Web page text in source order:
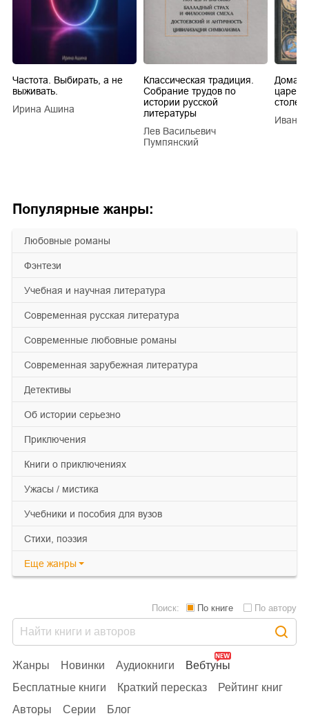
Популярные жанры:
любовные романы
фэнтези
учебная и научная литература
современная русская литература
современные любовные романы
современная зарубежная литература
детективы
об истории серьезно
приключения
книги о приключениях
ужасы / мистика
учебники и пособия для вузов
cтихи, поэзия
Еще жанры
Частота. Выбирать, а не
выживать.
Ирина Ашина
Классическая традиция.
Собрание трудов по
истории русской
литературы
Лев Васильевич
Пумпянский
царей
Иван
Жанры Новинки Аудиокниги
Вебтуны
Бесплатные книги
Краткий пересказ
Рейтинг книг
Авторы
Серии Блог
Поиск: По книге По автору